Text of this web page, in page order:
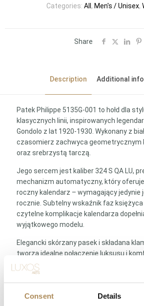
Consent Details
Categories: All , Men's / Unisex,
Share
Description Additional
Patek Philippe 5135G-001 to hołd dla
klasycznych linii, inspirowanych
Gondolo z lat 1920-1930. Wykonany z
czasomierz zachwyca geometrycznym
oraz srebrzystą tarczą.
Jego sercem jest kaliber 324 S QA LU,
mechanizm automatyczny, który
roczny kalendarz – wymagający jedynie
rocznie. Subtelny wskaźnik faz
czytelne komplikacje kalendarza
wyjątkowego modelu.
Elegancki skórzany pasek i składana
tworzą idealne połączenie luksusu i
klasyczny zegarek, odzwierciedla
marki Patek Philippe, czyniąc go
koneserów, którzy cenią dziedzictwo,